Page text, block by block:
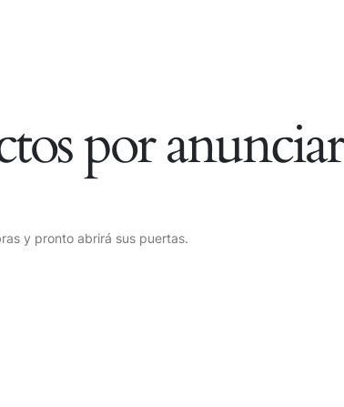
por anunciar
y pronto abrirá sus puertas.